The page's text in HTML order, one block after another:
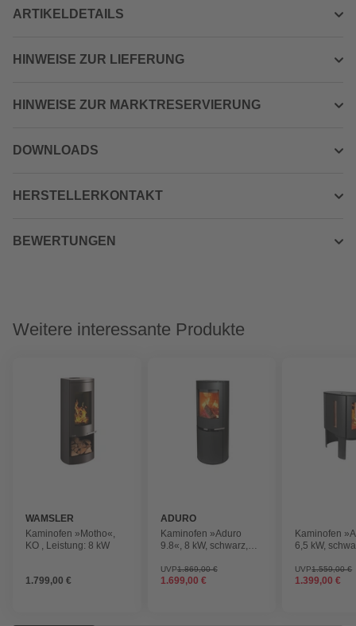
ARTIKELDETAILS
HINWEISE ZUR LIEFERUNG
HINWEISE ZUR MARKTRESERVIERUNG
DOWNLOADS
HERSTELLERKONTAKT
BEWERTUNGEN
Weitere interessante Produkte
WAMSLER
Kaminofen »Motho«,
KO , Leistung: 8 kW
1.799,00 €
ADURO
Kaminofen »Aduro
9.8«, 8 kW, schwarz,
UVP1.869,00 €
1.699,00 €
Kaminofen
6,5 kW,
UVP1.559,00 €
1.399,00 €